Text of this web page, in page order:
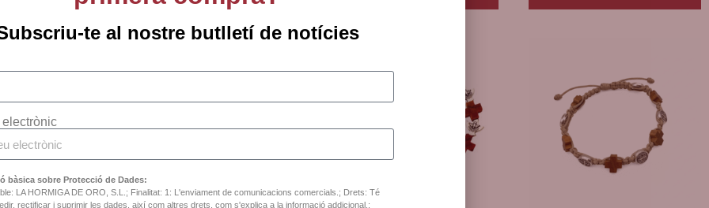
te al nostre butlletí de notícies
electrònic
bàsica sobre Protecció de Dades:
LA HORMIGA DE ORO, S.L.; Finalitat: 1: L'enviament de comunicacions comercials.; Drets: Té
rectificar i suprimir les dades, així com altres drets, com s'explica a la informació addicional.;